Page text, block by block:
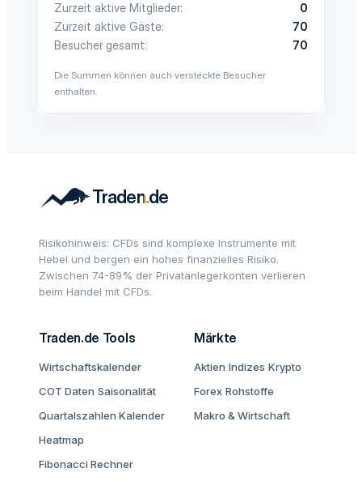
Zurzeit aktive Mitglieder
0
Zurzeit aktive Gäste
70
Besucher gesamt
70
Die Summen können auch versteckte Besucher
enthalten.
Risikohinweis: CFDs sind komplexe Instrumente mit
Hebel und bergen ein hohes finanzielles Risiko.
Zwischen 74-89% der Privatanlegerkonten verlieren
beim Handel mit CFDs.
Traden.de Tools
Wirtschaftskalender
COT Daten Saisonalität
Quartalszahlen Kalender
Heatmap
Fibonacci Rechner
Märkte
Aktien Indizes Krypto
Forex Rohstoffe
Makro & Wirtschaft